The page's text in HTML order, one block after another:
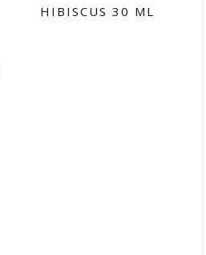
HIBISCUS 30 ML